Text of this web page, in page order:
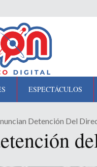
ESPECTÁCULOS
Detención Del